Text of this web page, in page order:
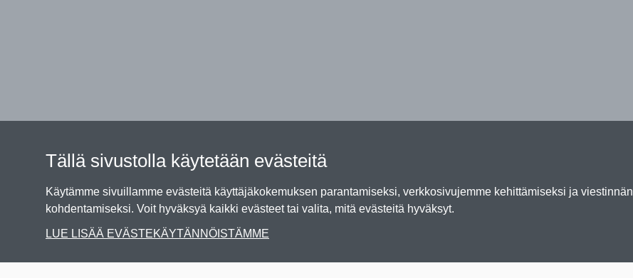
Tällä sivustolla käytetään evästeitä
Käytämme sivuillamme evästeitä käyttäjäkokemuksen parantamiseksi, verkkosivujemme kehittämiseksi ja viestinnän
kohdentamiseksi. Voit hyväksyä kaikki evästeet tai valita, mitä evästeitä hyväksyt.
LUE LISÄÄ EVÄSTEKÄYTÄNNÖISTÄMME